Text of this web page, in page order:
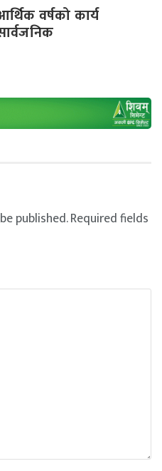
वर्षको कार्य
published.Required fields